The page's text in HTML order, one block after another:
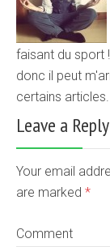
faisant du sport
donc il peut
certains articles.
Leave a Reply
Your email
are marked *
Comment